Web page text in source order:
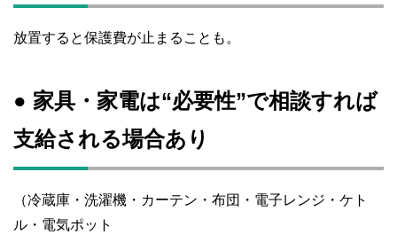
放置すると保護費が止まることも。
● 家具・家電は“必要性”で相談すれば
支給される場合あり
（冷蔵庫・洗濯機・カーテン・布団・電子レンジ・ケト
ル・電気ポット